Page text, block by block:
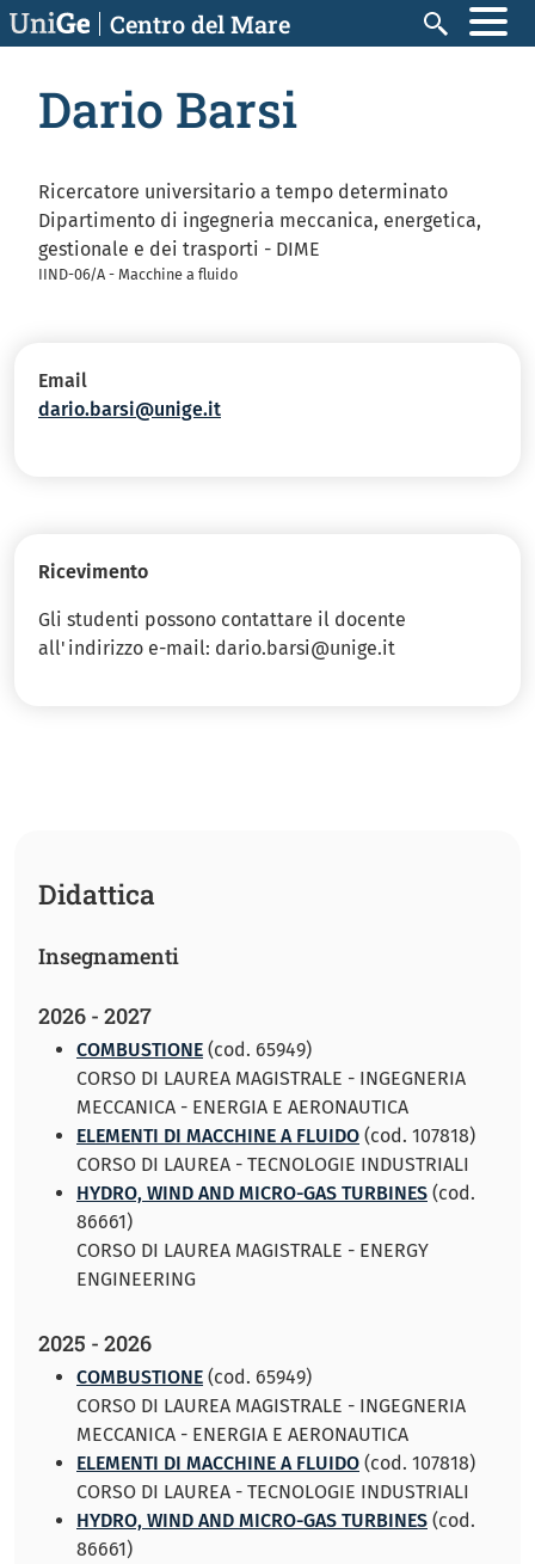
Salta al contenuto principale
Centro del Mare Cerca
Dario Barsi
Ricercatore universitario a tempo determinato
Dipartimento di ingegneria meccanica, energetica,
gestionale e dei trasporti - DIME
IIND-06/A - Macchine a fluido
Didattica
Insegnamenti
2026 - 2027
COMBUSTIONE (cod. 65949)
CORSO DI LAUREA MAGISTRALE - INGEGNERIA
MECCANICA - ENERGIA E AERONAUTICA
ELEMENTI DI MACCHINE A FLUIDO (cod. 107818)
CORSO DI LAUREA - TECNOLOGIE INDUSTRIALI
HYDRO, WIND AND MICRO-GAS TURBINES (cod.
86661)
CORSO DI LAUREA MAGISTRALE - ENERGY
ENGINEERING
2025 - 2026
COMBUSTIONE (cod. 65949)
CORSO DI LAUREA MAGISTRALE - INGEGNERIA
MECCANICA - ENERGIA E AERONAUTICA
ELEMENTI DI MACCHINE A FLUIDO (cod. 107818)
CORSO DI LAUREA - TECNOLOGIE INDUSTRIALI
HYDRO, WIND AND MICRO-GAS TURBINES (cod.
86661)
Email
dario.barsi@unige.it
Ricevimento
Gli studenti possono contattare il docente
all'indirizzo e-mail: dario.barsi@unige.it